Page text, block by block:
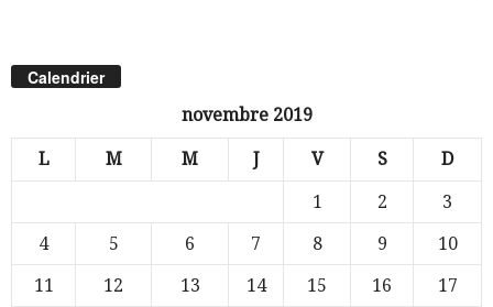
Calendrier
novembre 2019
L M M J V S D
1 2
3
4
5 6 7 8 9
10
11
12 13 14 15 16
17